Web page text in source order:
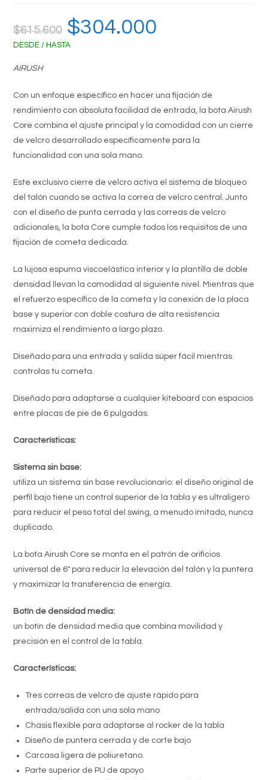
$615.600
El
precio
original
era:
$304.000
DESDE / HASTA
AIRUSH
Con un enfoque específico en hacer una fijación de
rendimiento con absoluta facilidad de entrada, la bota Airush
Core combina el ajuste principal y la comodidad con un cierre
de velcro desarrollado específicamente para la
funcionalidad con una sola mano.
Este exclusivo cierre de velcro activa el sistema de bloqueo
del talón cuando se activa la correa de velcro central. Junto
con el diseño de punta cerrada y las correas de velcro
adicionales, la bota Core cumple todos los requisitos de una
fijación de cometa dedicada.
La lujosa espuma viscoelástica interior y la plantilla de doble
densidad llevan la comodidad al siguiente nivel. Mientras que
el refuerzo específico de la cometa y la conexión de la placa
base y superior con doble costura de alta resistencia
maximiza el rendimiento a largo plazo.
Diseñado para una entrada y salida súper fácil mientras
controlas tu cometa.
Diseñado para adaptarse a cualquier kiteboard con espacios
entre placas de pie de 6 pulgadas.
Características:
Sistema sin base:
utiliza un sistema sin base revolucionario: el diseño original de
perfil bajo tiene un control superior de la tabla y es ultraligero
para reducir el peso total del swing, a menudo imitado, nunca
duplicado.
La bota Airush Core se monta en el patrón de orificios
universal de 6″ para reducir la elevación del talón y la puntera
y maximizar la transferencia de energía.
Botín de densidad media:
un botín de densidad media que combina movilidad y
precisión en el control de la tabla.
Características:
Tres correas de velcro de ajuste rápido para
entrada/salida con una sola mano
Chasis flexible para adaptarse al rocker de la tabla
Diseño de puntera cerrada y de corte bajo
Carcasa ligera de poliuretano.
Parte superior de PU de apoyo